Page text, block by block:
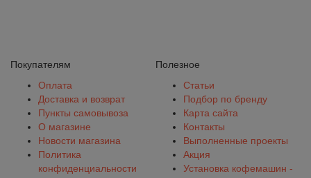
Покупателям
Оплата
Доставка и возврат
Пункты самовывоза
О магазине
Новости магазина
Политика
конфиденциальности
Полезное
Статьи
Подбор по бренду
Карта сайта
Контакты
Выполненные проекты
Акция
Установка кофемашин -